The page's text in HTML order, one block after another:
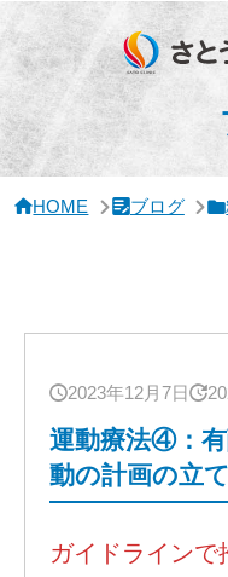
イ
ー・
ク
リ
ニ
HOME ブログ
2023年12月7日
運動療法④：
動の計画の立
ガイドラインで